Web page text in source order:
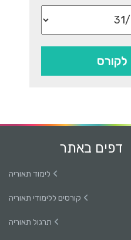
דפים באתר
לימוד תאוריה
קורסים ללימודי תאוריה
תרגול תאוריה